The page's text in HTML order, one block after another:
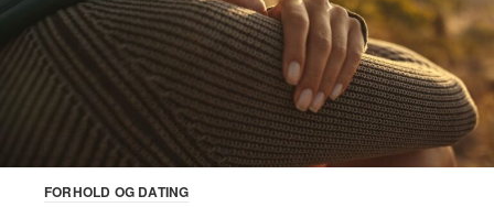
FORHOLD OG DATING